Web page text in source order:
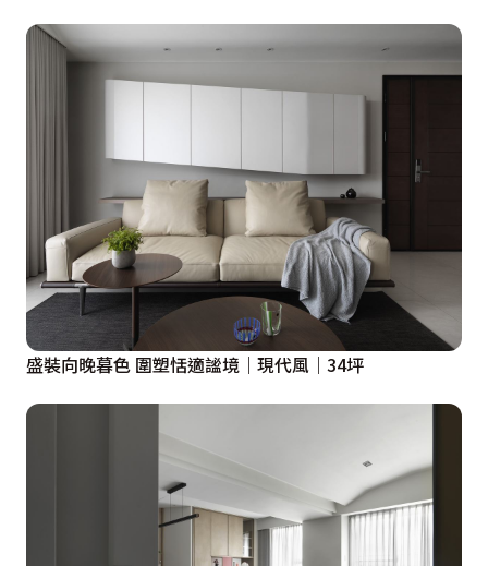
盛裝向晚暮色 圍塑恬適謐境｜現代風｜34坪